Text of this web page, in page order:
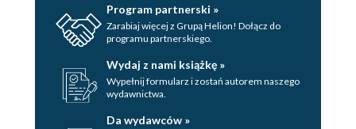
Program partnerski »
Zarabiaj więcej z Grupą Helion! Dołącz do
programu partnerskiego.
Wydaj z nami książkę »
Wypełnij formularz i zostań autorem naszego
wydawnictwa.
Da wydawców »